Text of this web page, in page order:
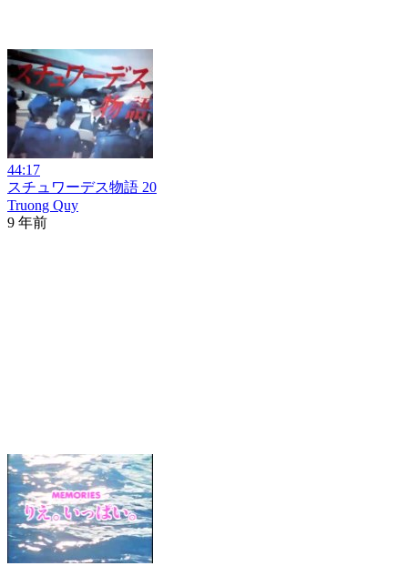
44:17
スチュワーデス物語 20
Truong Quy
9 年前